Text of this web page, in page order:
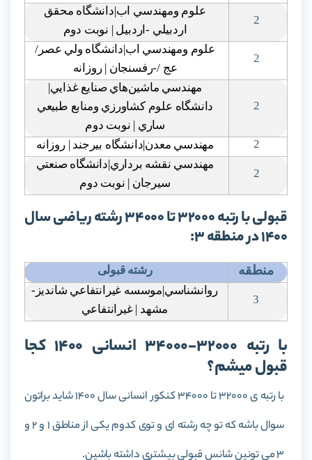
2
علوم ومهندسي اب|دانشگاه محقق
اردبيلي -اردبيل | نوبت دوم
2
علوم ومهندسي اب|دانشگاه ولي عصر/
عج /-رفسنجان | روزانه
2
مهندسي ماشين‌هاي صنايع غذايي|
دانشگاه علوم کشاورزي ومنابع طبيعي
ساري | نوبت دوم
2
مهندسي معدن|دانشگاه بيرجند | روزانه
2
مهندسي نقشه برداري|دانشگاه صنعتي
سيرجان | نوبت دوم
قبولی با رتبه 32000 تا 34000 رشته ریاضی سال
1400 در منطقه 3:
منطقه رشته قبولی
3
روانشناسي|موسسه غيرانتفاعي شانديز-
مشهد | غيرانتفاعي
با رتبه 32000-34000 انسانی 1400 کجا
قبول میشم؟
با رتبه ی 32000 تا 34000 کنکور انسانی سال 1400 شاید براتون
سوال باشه که تو چه رشته ای و توی کدوم یکی از مناطق 1 و 2 و
3 می تونین شانس قبولی بیشتری داشته باشین.